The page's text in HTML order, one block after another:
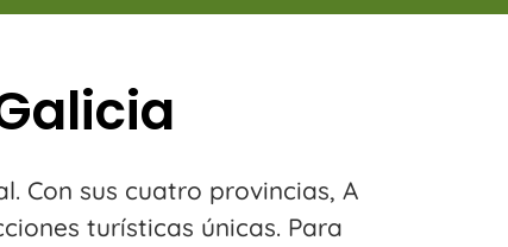
Con sus cuatro provincias, A
turísticas únicas. Para